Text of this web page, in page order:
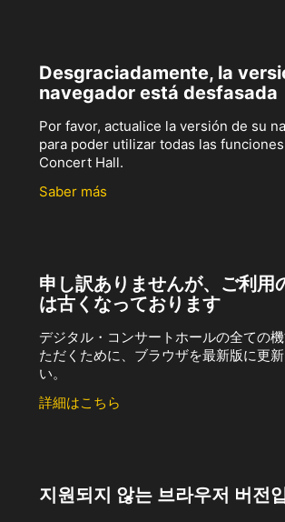
Desgraciadamente, la
navegador está desfasada
Por favor, actualice la versión de su
para poder utilizar todas las
Concert Hall.
Saber más
申し訳ありませんが、ご利用
は古くなっております
デジタル・コンサートホールの全ての
ただくために、ブラウザを最新版に更
い。
詳細はこちら
지원되지 않는 브라우저 버전